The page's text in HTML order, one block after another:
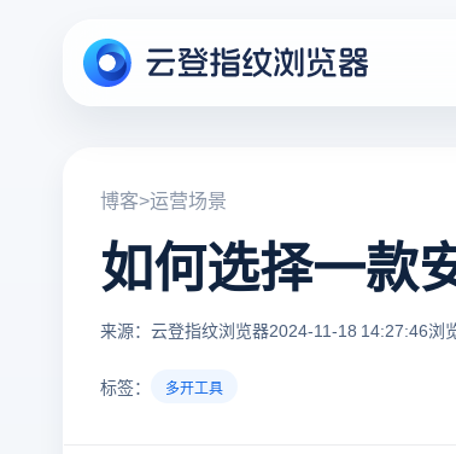
博客>运营场景
如何选择一款
来源：云登指纹浏览器2024-11-18 14:27:46浏
标签： 多开工具